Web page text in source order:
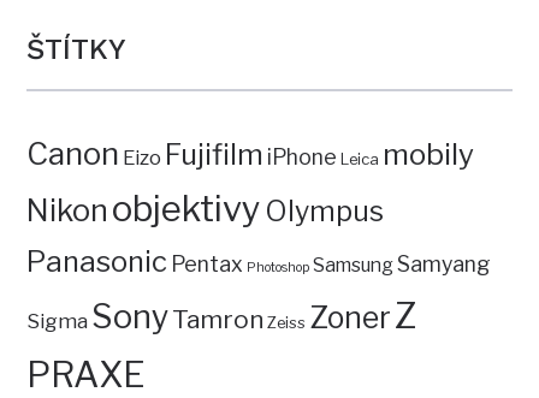
ŠTÍTKY
Canon Eizo Fujifilm iPhone Leica mobily
Nikon objektivy Olympus
Panasonic Pentax Photoshop SamsungSamyang
Sigma SonyTamron Zeiss ZonerZ
PRAXE